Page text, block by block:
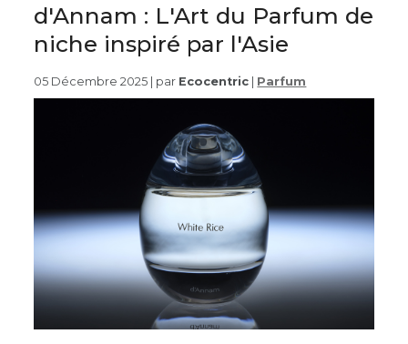
d'Annam : L'Art du Parfum de
niche inspiré par l'Asie
05 Décembre 2025 | par Ecocentric Parfum